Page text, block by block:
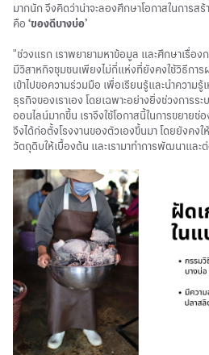
มากนัก จึงคิดว่าน่าจะลองศึกษาโอกาสในการส
คือ ‘ของดีบางบ่อ’
"ช่วงแรก เราพยายามหาข้อมูล และศึกษาเรื่อ
มีวิสาหกิจชุมชนเพียงไม่กี่แห่งที่ยังคงใช้วิธีกา
เข้าไปขอความร่วมมือ เพื่อเรียนรู้และนำความรู้
ธุรกิจของเราเอง โดยเฉพาะอย่างยิ่งช่วงการ
ออนไลน์มากขึ้น เราจึงใช้โอกาสนี้ในการขยาย
จึงได้ก่อตั้งโรงงานของตัวเองขึ้นมา โดยยังคง
วัตถุดิบให้เบื้องต้น และเรามาทำการพัฒนาแล